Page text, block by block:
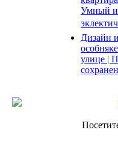
Умный
Дизайн
улице |